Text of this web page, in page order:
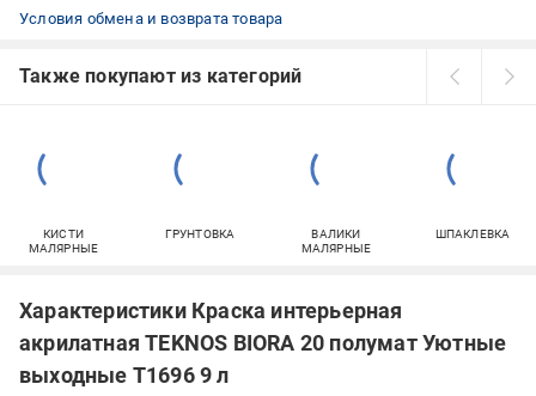
Условия обмена и возврата товара
Также покупают из категорий
КИСТИ
МАЛЯРНЫЕ
ГРУНТОВКА
ВАЛИКИ
МАЛЯРНЫЕ
ШПАКЛЕВКА
Характеристики Краска интерьерная
акрилатная TEKNOS BIORA 20 полумат Уютные
выходные T1696 9 л